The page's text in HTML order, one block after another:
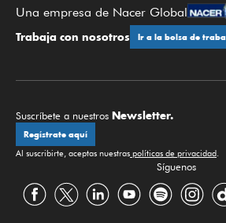
Una empresa de Nacer Global
Trabaja con nosotros Ir a la bolsa de
Suscríbete a nuestros Newsletter.
Regístrate aquí
Al suscribirte, aceptas nuestras políticas de privacidad
Síguenos